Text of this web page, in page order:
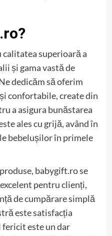
superioară a
și gama vastă de
dedicăm să oferim
confortabile, create din
a asigura bunăstarea
ales cu grijă, având în
bebelușilor în primele
babygift.ro se
pentru clienți,
de cumpărare simplă
este satisfacția
este un dar